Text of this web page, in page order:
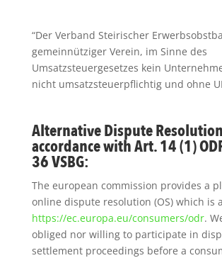
“Der Verband Steirischer
gemeinnütziger Verein, im Sinne des
Umsatzsteuergesetzes kein
nicht umsatzsteuerpflichtig und ohne
Alternative Dispute
accordance with Art. 14 (1)
36 VSBG:
The european commission provides a
online dispute resolution (OS) which is
https://ec.europa.eu/consumers/odr.
obliged nor willing to participate in
settlement proceedings before a